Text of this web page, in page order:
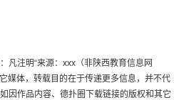
凡注明“来源：xxx（非陕西教育信息网
媒体，转载目的在于传递更多信息，并不代
因作品内容、德扑圈下载链接的版权和其它